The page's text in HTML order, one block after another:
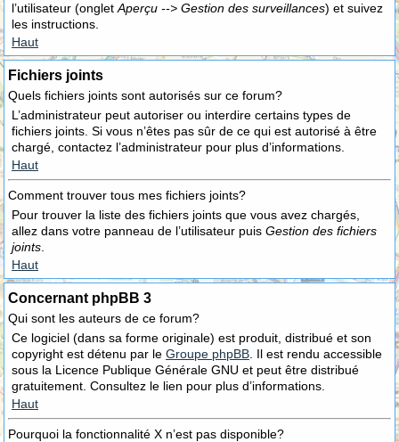
l’utilisateur (onglet Aperçu --> Gestion des surveillances) et suivez
les instructions.
Haut
Fichiers joints
Quels fichiers joints sont autorisés sur ce forum?
L’administrateur peut autoriser ou interdire certains types de
fichiers joints. Si vous n’êtes pas sûr de ce qui est autorisé à être
chargé, contactez l’administrateur pour plus d’informations.
Haut
Comment trouver tous mes fichiers joints?
Pour trouver la liste des fichiers joints que vous avez chargés,
allez dans votre panneau de l’utilisateur puis Gestion des fichiers
joints
Haut
Concernant phpBB 3
Qui sont les auteurs de ce forum?
Ce logiciel (dans sa forme originale) est produit, distribué et son
copyright est détenu par le Groupe phpBB . Il est rendu accessible
sous la Licence Publique Générale GNU et peut être distribué
gratuitement. Consultez le lien pour plus d’informations.
Haut
Pourquoi la fonctionnalité X n’est pas disponible?